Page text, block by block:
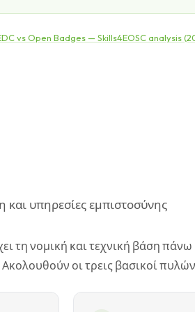
vs Open Badges — Skills4EOSC analysis
και υπηρεσίες εμπιστοσύνης
τη νομική και τεχνική βάση
οι τρεις βασικοί